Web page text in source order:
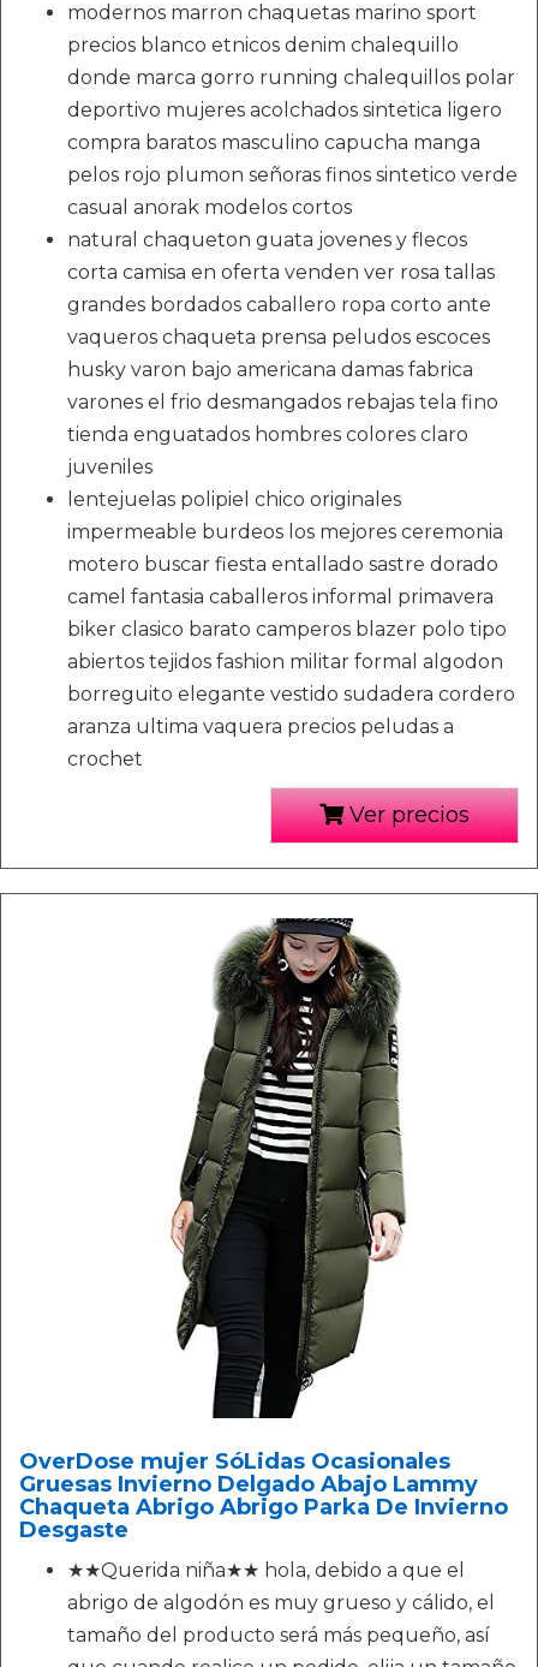
modernos marron chaquetas marino sport
precios blanco etnicos denim chalequillo
donde marca gorro running chalequillos polar
deportivo mujeres acolchados sintetica ligero
compra baratos masculino capucha manga
pelos rojo plumon señoras finos sintetico verde
casual anorak modelos cortos
natural chaqueton guata jovenes y flecos
corta camisa en oferta venden ver rosa tallas
grandes bordados caballero ropa corto ante
vaqueros chaqueta prensa peludos escoces
husky varon bajo americana damas fabrica
varones el frio desmangados rebajas tela fino
tienda enguatados hombres colores claro
juveniles
lentejuelas polipiel chico originales
impermeable burdeos los mejores ceremonia
motero buscar fiesta entallado sastre dorado
camel fantasia caballeros informal primavera
biker clasico barato camperos blazer polo tipo
abiertos tejidos fashion militar formal algodon
borreguito elegante vestido sudadera cordero
aranza ultima vaquera precios peludas a
crochet
Ver precios
OverDose mujer SóLidas Ocasionales
Gruesas Invierno Delgado Abajo Lammy
Chaqueta Abrigo Abrigo Parka De Invierno
Desgaste
★★Querida niña★★ hola, debido a que el
abrigo de algodón es muy grueso y cálido, el
tamaño del producto será más pequeño, así